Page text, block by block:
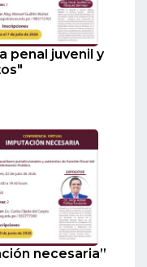
penal juvenil y
necesaria”